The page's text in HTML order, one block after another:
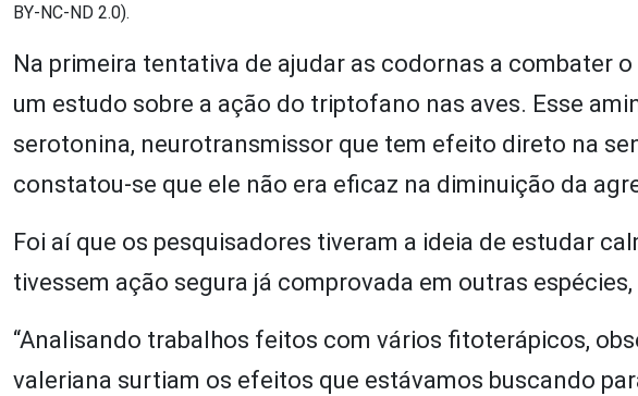
BY-NC-ND 2.0).
Na primeira tentativa de ajudar as codornas a combater
um estudo sobre a ação do triptofano nas aves. Esse
serotonina, neurotransmissor que tem efeito direto na
constatou-se que ele não era eficaz na diminuição da
Foi aí que os pesquisadores tiveram a ideia de estudar
tivessem ação segura já comprovada em outras
“Analisando trabalhos feitos com vários fitoterápicos,
valeriana surtiam os efeitos que estávamos buscando